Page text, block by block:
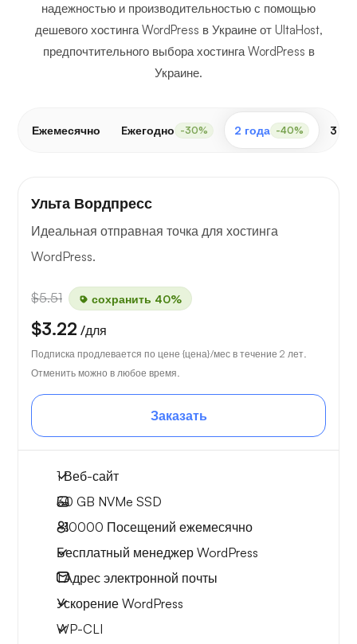
надежностью и производительностью с помощью
дешевого хостинга WordPress в Украине от UltaHost,
предпочтительного выбора хостинга WordPress в
Украине.
Ежемесячно Eжегодно -30% 2 года -40% 3
Ульта Вордпресс
Идеальная отправная точка для хостинга
WordPress.
$5.51 сохранить 40%
$3.22 /для
Подписка продлевается по цене {цена}/мес в течение 2 лет.
Отменить можно в любое время.
Заказать
1 Веб-сайт
30 GB NVMe SSD
~10000 Посещений ежемесячно
Бесплатный менеджер WordPress
1Адрес электронной почты
Ускорение WordPress
WP-CLI